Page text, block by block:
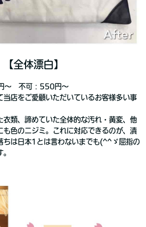
【全体漂白】
～ 不可：550円～
当店をご愛顧いただいているお客様多い事
類、諦めていた全体的な汚れ・黄変、他
も色のニジミ。これに対応できるのが、漬
ちは日本1とは言わないまでも(^^ゞ屈指の